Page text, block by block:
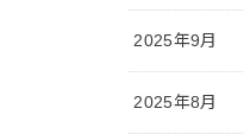
2025年9月
2025年8月